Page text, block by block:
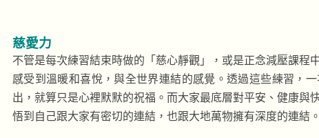
慈愛力
不管是每次練習結束時做的「慈心靜觀」，或是正念減壓課程
感受到溫暖和喜悅，與全世界連結的感覺。透過這些練習，
出，就算只是心裡默默的祝福。而大家最底層對平安、健康與
悟到自己跟大家有密切的連結，也跟大地萬物擁有深度的連結